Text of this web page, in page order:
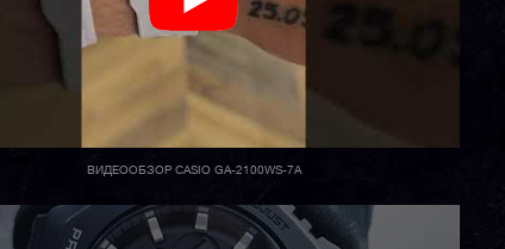
ВИДЕООБЗОР CASIO GA-2100WS-7A